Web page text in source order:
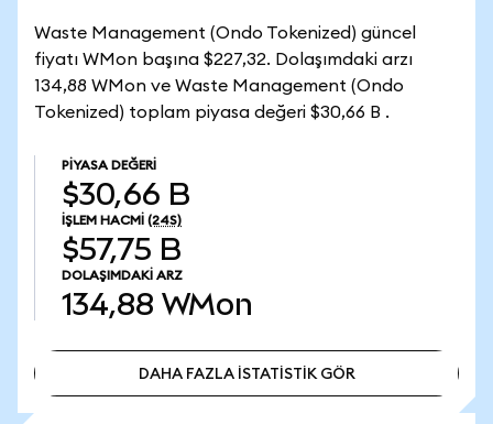
Waste Management (Ondo Tokenized) güncel
fiyatı WMon başına $227,32. Dolaşımdaki arzı
134,88 WMon ve Waste Management (Ondo
Tokenized) toplam piyasa değeri $30,66 B .
PIYASA DEĞERI
$30,66 B
İŞLEM HACMI (24S)
$57,75 B
DOLAŞIMDAKI ARZ
134,88 WMon
DAHA FAZLA İSTATİSTİK GÖR